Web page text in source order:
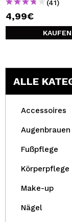
(41)
4,99€
KAUFEN
ALLE
Accessoires
Augenbrauen
Fußpflege
Körperpflege
Make-up
Nägel